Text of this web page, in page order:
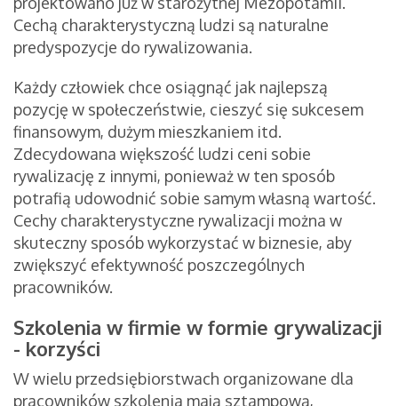
Cechą charakterystyczną ludzi są naturalne
predyspozycje do rywalizowania.
Każdy człowiek chce osiągnąć jak najlepszą
pozycję w społeczeństwie, cieszyć się sukcesem
finansowym, dużym mieszkaniem itd.
Zdecydowana większość ludzi ceni sobie
rywalizację z innymi, ponieważ w ten sposób
potrafią udowodnić sobie samym własną wartość.
Cechy charakterystyczne rywalizacji można w
skuteczny sposób wykorzystać w biznesie, aby
zwiększyć efektywność poszczególnych
pracowników.
Szkolenia w firmie w formie grywalizacji
- korzyści
W wielu przedsiębiorstwach organizowane dla
pracowników szkolenia mają sztampową,